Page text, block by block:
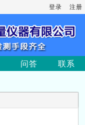
登录 注册
问答 联系